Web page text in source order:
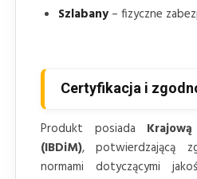
Szlabany – fizyczne
Certyfikacja i
Produkt posiada
(IBDiM), potwierdzającą
normami dotyczącymi